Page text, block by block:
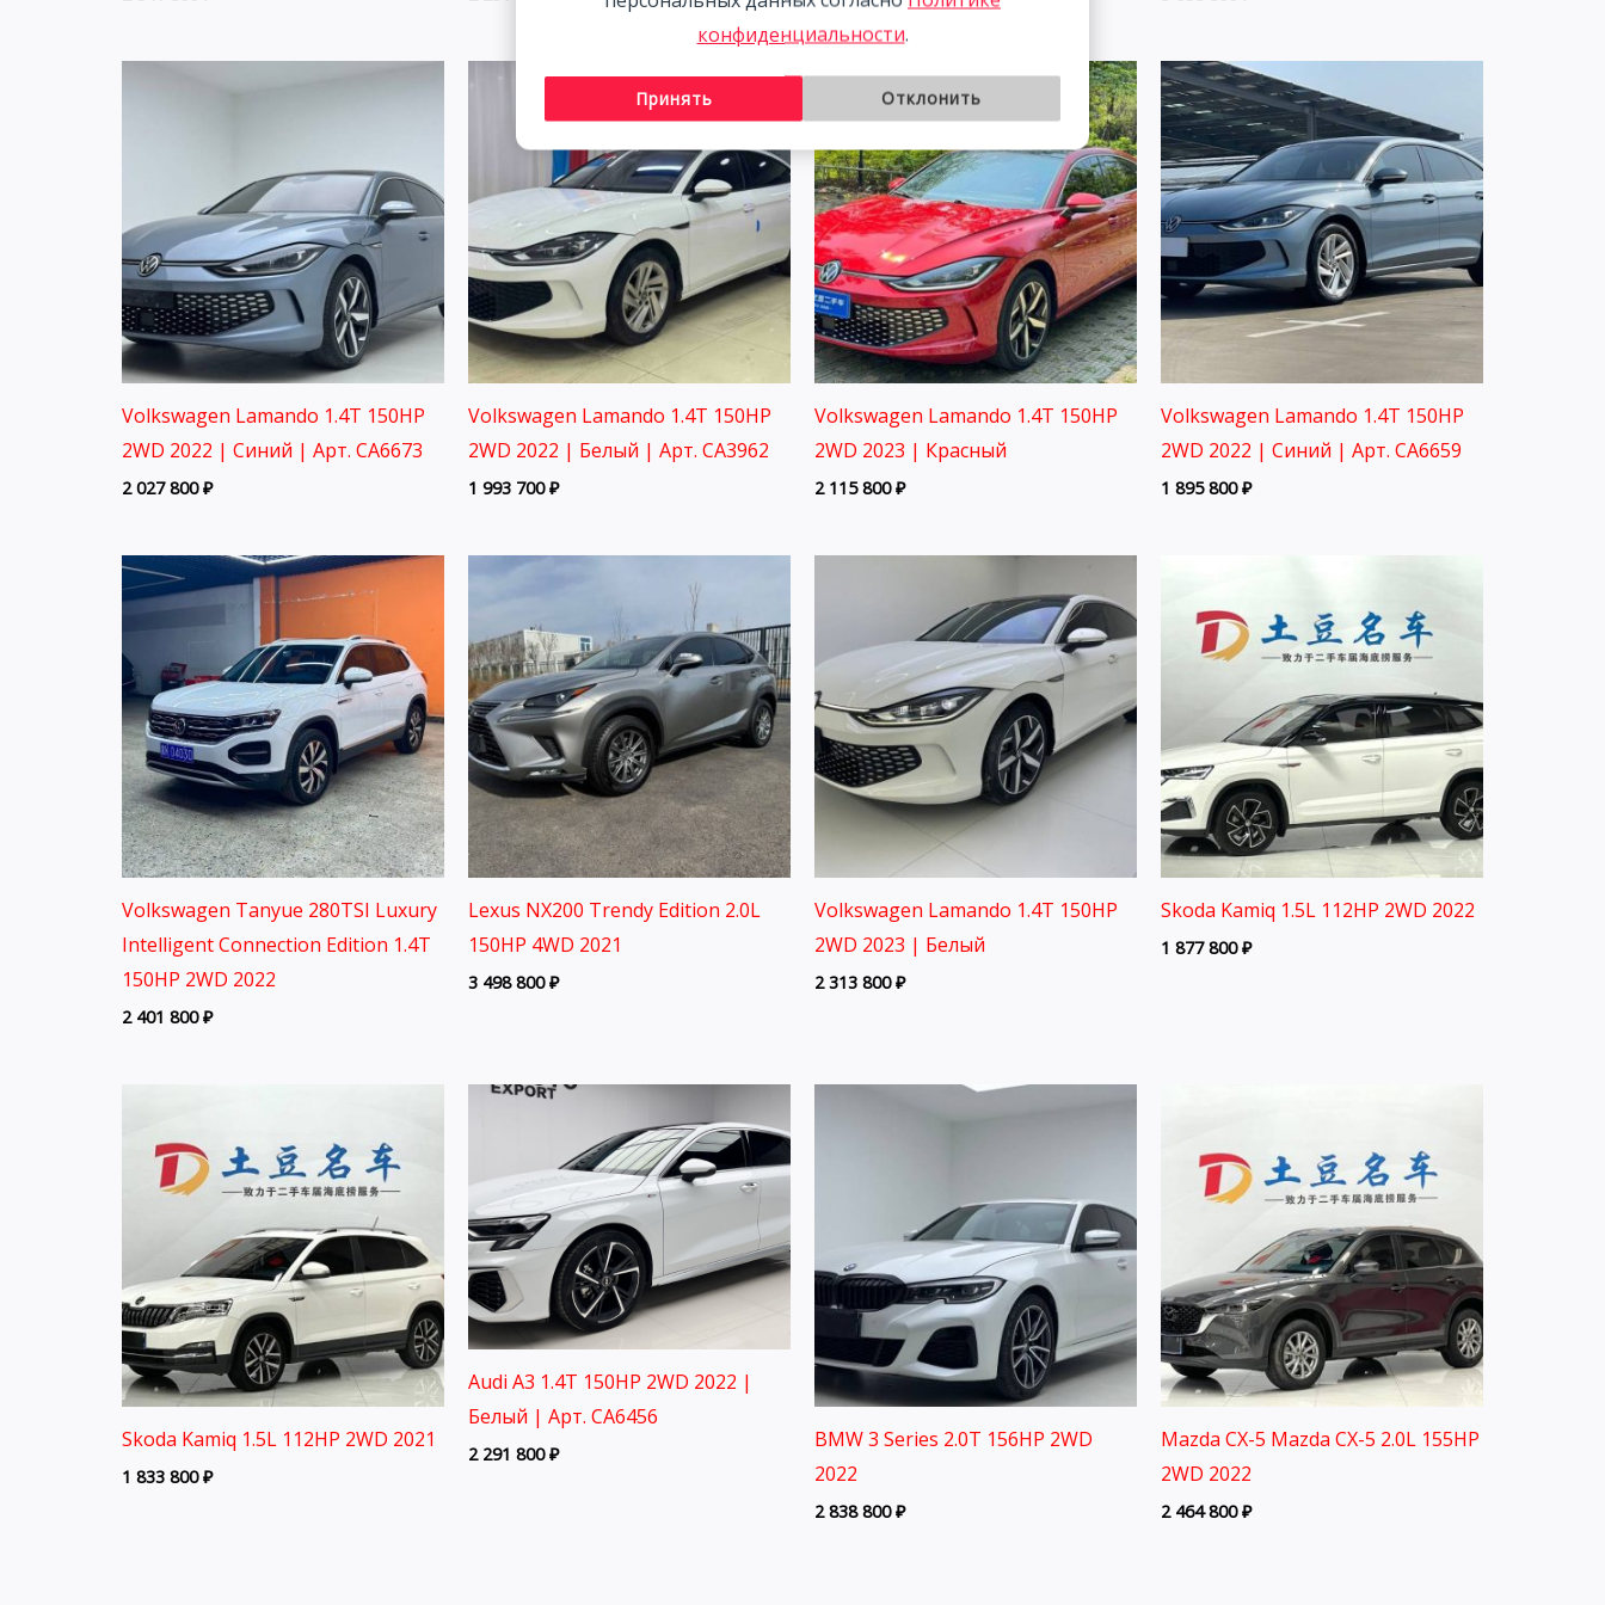
Volkswagen Lamando 1.4T 150HP
2WD 2022 | Синий | Арт. CA6673
2 027 800₽
Volkswagen Lamando 1.4T 150HP
2WD 2022 | Белый | Арт. CA3962
1 993 700₽
Volkswagen Lamando 1.4T 150HP
2WD 2023 | Красный
2 115 800₽
Volkswagen Lamando 1.4T 150HP
2WD 2022 | Синий | Арт. CA6659
1 895 800₽
Volkswagen Tanyue 280TSI Luxury
Intelligent Connection Edition 1.4T
150HP 2WD 2022
2 401 800₽
Lexus NX200 Trendy Edition 2.0L
150HP 4WD 2021
3 498 800₽
Volkswagen Lamando 1.4T 150HP
2WD 2023 | Белый
2 313 800₽
Skoda Kamiq 1.5L 112HP 2WD 2022
1 877 800₽
Skoda Kamiq 1.5L 112HP 2WD 2021
1 833 800₽
Audi A3 1.4T 150HP 2WD 2022 |
Белый | Арт. CA6456
2 291 800₽
BMW 3 Series 2.0T 156HP 2WD
2022
2 838 800₽
Mazda CX-5 Mazda CX-5 2.0L 155HP
2WD 2022
2 464 800₽
конфиденциальности.
Принять Отклонить